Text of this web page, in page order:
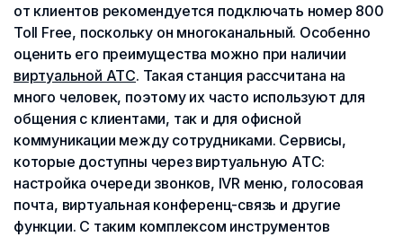
от клиентов рекомендуется подключать номер 800
Toll Free, поскольку он многоканальный. Особенно
оценить его преимущества можно при наличии
виртуальной АТС. Такая станция рассчитана на
много человек, поэтому их часто используют для
общения с клиентами, так и для офисной
коммуникации между сотрудниками. Сервисы,
которые доступны через виртуальную АТС:
настройка очереди звонков, IVR меню, голосовая
почта, виртуальная конференц-связь и другие
функции. С таким комплексом инструментов